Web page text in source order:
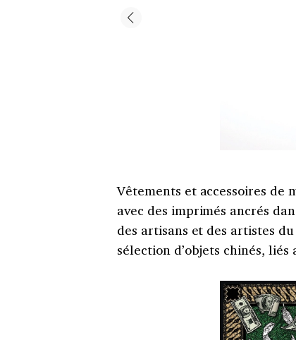
Vêtements et accessoires de
avec des imprimés ancrés
des artisans et des artistes
sélection d’objets chinés,